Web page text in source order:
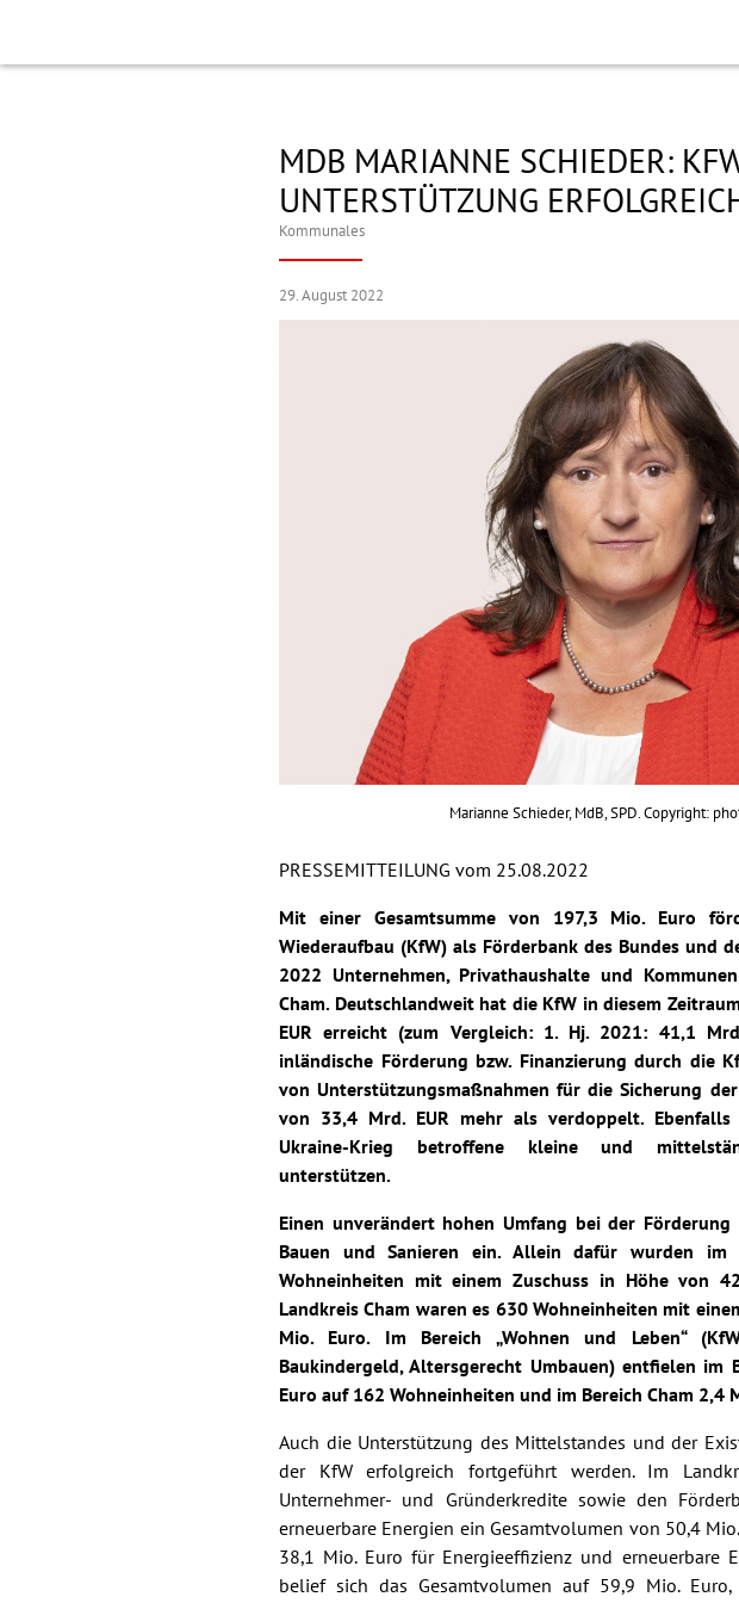
MDB MARIANNE SCHIEDER:
UNTERSTÜTZUNG
Kommunales
29. August 2022
Marianne Schieder, MdB, SPD. Copyright:
PRESSEMITTEILUNG vom 25.08.2022
Mit einer Gesamtsumme von 197,3 Mio. Euro
Wiederaufbau (KfW) als Förderbank des Bundes und
2022 Unternehmen, Privathaushalte und
Cham. Deutschlandweit hat die KfW in diesem
EUR erreicht (zum Vergleich: 1. Hj. 2021: 41,1
inländische Förderung bzw. Finanzierung durch die
von Unterstützungsmaßnahmen für die Sicherung
von 33,4 Mrd. EUR mehr als verdoppelt.
Ukraine-Krieg betroffene kleine und
unterstützen.
Einen unverändert hohen Umfang bei der
Bauen und Sanieren ein. Allein dafür wurden im
Wohneinheiten mit einem Zuschuss in Höhe von
Landkreis Cham waren es 630 Wohneinheiten mit
Mio. Euro. Im Bereich „Wohnen und Leben“
Baukindergeld, Altersgerecht Umbauen) entfielen im
Euro auf 162 Wohneinheiten und im Bereich Cham 2,4
Auch die Unterstützung des Mittelstandes und der
der KfW erfolgreich fortgeführt werden. Im
Unternehmer- und Gründerkredite sowie den
erneuerbare Energien ein Gesamtvolumen von 50,4
38,1 Mio. Euro für Energieeffizienz und erneuerbare
belief sich das Gesamtvolumen auf 59,9 Mio.